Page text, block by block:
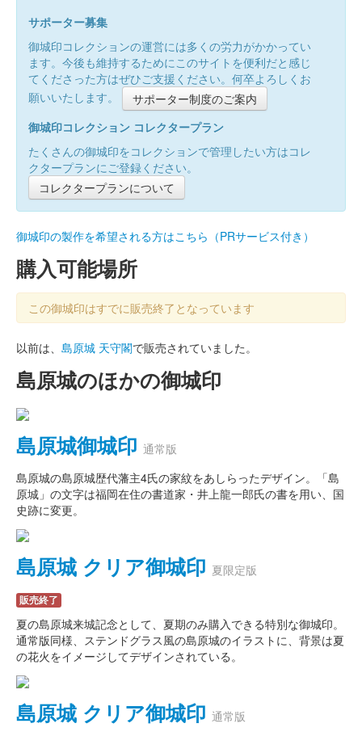
サポーター募集
御城印コレクションの運営には多くの労力がかかってい
ます。今後も維持するためにこのサイトを便利だと感じ
てくださった方はぜひご支援ください。何卒よろしくお
願いいたします。
サポーター制度のご案内
御城印コレクション コレクタープラン
たくさんの御城印をコレクションで管理したい方はコレ
クタープランにご登録ください。
コレクタープランについて
御城印の製作を希望される方はこちら（PRサービス付き）
購入可能場所
この御城印はすでに販売終了となっています
以前は、 島原城 天守閣で販売されていました。
島原城のほかの御城印
島原城御城印 通常版
島原城の島原城歴代藩主4氏の家紋をあしらったデザイン。「島
原城」の文字は福岡在住の書道家・井上龍一郎氏の書を用い、国
史跡に変更。
島原城 クリア御城印 夏限定版
販売終了
夏の島原城来城記念として、夏期のみ購入できる特別な御城印。
通常版同様、ステンドグラス風の島原城のイラストに、背景は夏
の花火をイメージしてデザインされている。
島原城 クリア御城印 通常版